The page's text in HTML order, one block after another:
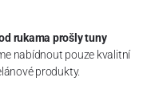
rukama prošly tuny
nabídnout pouze kvalitní
produkty.